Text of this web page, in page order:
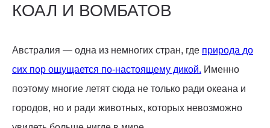
КОАЛ И ВОМБАТОВ
Австралия — одна из немногих стран, где природа до
сих пор ощущается по-настоящему дикой. Именно
поэтому многие летят сюда не только ради океана и
городов, но и ради животных, которых невозможно